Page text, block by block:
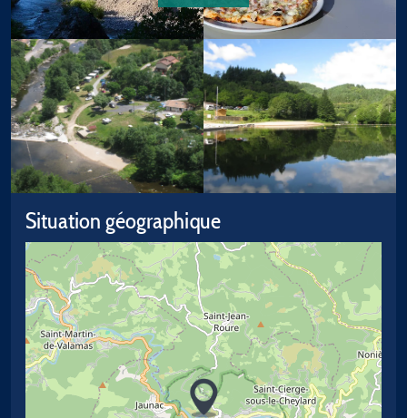
Situation géographique